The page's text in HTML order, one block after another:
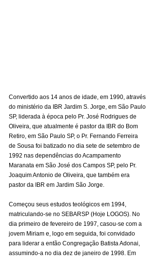
Convertido aos 14 anos de idade, em 1990, através
do ministério da IBR Jardim S. Jorge, em São Paulo
SP, liderada à época pelo Pr. José Rodrigues de
Oliveira, que atualmente é pastor da IBR do Bom
Retiro, em São Paulo SP, o Pr. Fernando Ferreira
de Sousa foi batizado no dia sete de setembro de
1992 nas dependências do Acampamento
Maranata em São José dos Campos SP, pelo Pr.
Joaquim Antonio de Oliveira, que também era
pastor da IBR em Jardim São Jorge.
Começou seus estudos teológicos em 1994,
matriculando-se no SEBARSP (Hoje LOGOS). No
dia primeiro de fevereiro de 1997, casou-se com a
jovem Miriam e, logo em seguida, foi convidado
para liderar a então Congregação Batista Adonai,
assumindo-a no dia dez de janeiro de 1998. Em